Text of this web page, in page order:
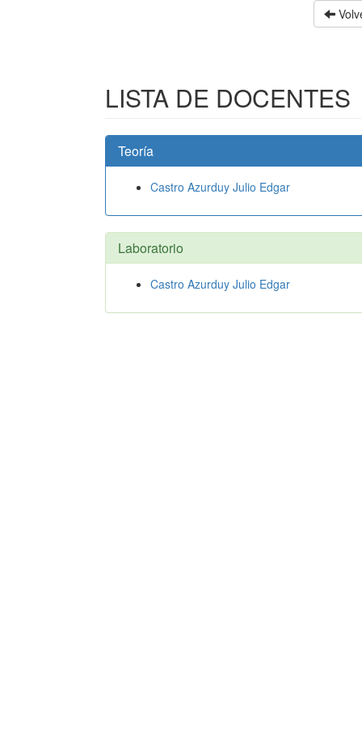
LISTA DE DOCENTES
Teoría
Castro Azurduy Julio Edgar
Laboratorio
Castro Azurduy Julio Edgar